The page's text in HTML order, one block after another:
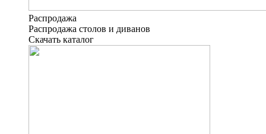
Распродажа
Распродажа столов и диванов
Скачать каталог